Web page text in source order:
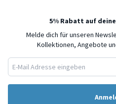
5% Rabatt auf
Melde dich für unseren
Kollektionen, Angebote